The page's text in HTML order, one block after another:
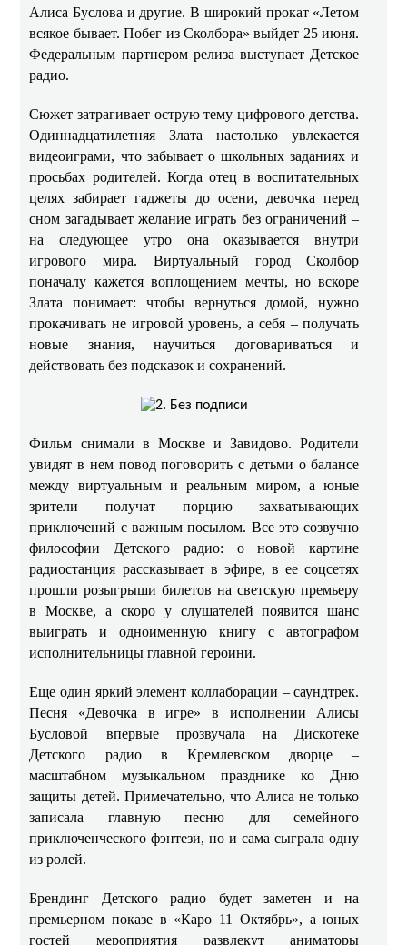
Алиса Буслова и другие. В широкий прокат «Летом
всякое бывает. Побег из Сколбора» выйдет 25 июня.
Федеральным партнером релиза выступает Детское
радио.
Сюжет затрагивает острую тему цифрового детства.
Одиннадцатилетняя Злата настолько увлекается
видеоиграми, что забывает о школьных заданиях и
просьбах родителей. Когда отец в воспитательных
целях забирает гаджеты до осени, девочка перед
сном загадывает желание играть без ограничений –
на следующее утро она оказывается внутри
игрового мира. Виртуальный город Сколбор
поначалу кажется воплощением мечты, но вскоре
Злата понимает: чтобы вернуться домой, нужно
прокачивать не игровой уровень, а себя – получать
новые знания, научиться договариваться и
действовать без подсказок и сохранений.
Фильм снимали в Москве и Завидово. Родители
увидят в нем повод поговорить с детьми о балансе
между виртуальным и реальным миром, а юные
зрители получат порцию захватывающих
приключений с важным посылом. Все это созвучно
философии Детского радио: о новой картине
радиостанция рассказывает в эфире, в ее соцсетях
прошли розыгрыши билетов на светскую премьеру
в Москве, а скоро у слушателей появится шанс
выиграть и одноименную книгу с автографом
исполнительницы главной героини.
Еще один яркий элемент коллаборации – саундтрек.
Песня «Девочка в игре» в исполнении Алисы
Бусловой впервые прозвучала на Дискотеке
Детского радио в Кремлевском дворце –
масштабном музыкальном празднике ко Дню
защиты детей. Примечательно, что Алиса не только
записала главную песню для семейного
приключенческого фэнтези, но и сама сыграла одну
из ролей.
Брендинг Детского радио будет заметен и на
премьерном показе в «Каро 11 Октябрь», а юных
гостей мероприятия развлекут аниматоры